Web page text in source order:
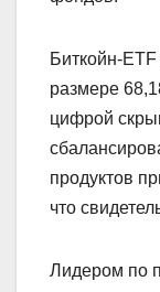
Биткойн-
размере
цифрой
продуктов
что
Лидером по